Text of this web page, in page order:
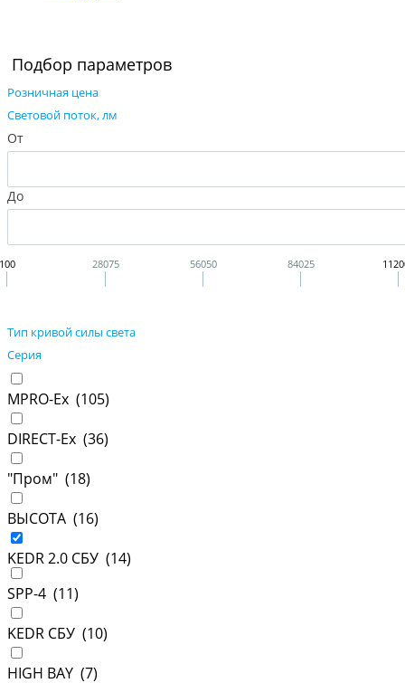
Подбор параметров
Розничная цена
Cветовой поток, лм
От
До
28075 56050 84025
Тип кривой силы света
Серия
MPRO-Ex (105)
DIRECT-Ex (36)
"Пром" (18)
ВЫСОТА (16)
KEDR 2.0 СБУ (14)
SPP-4 (11)
KEDR СБУ (10)
HIGH BAY (7)